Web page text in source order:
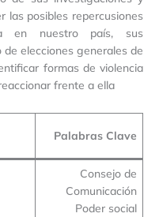
las posibles repercusiones
en nuestro país, sus
elecciones generales de
formas de violencia
frente a ella
Palabras Clave
Consejo de
Comunicación
Poder social